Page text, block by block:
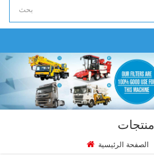
منتجات
الصفحة الرئيسية